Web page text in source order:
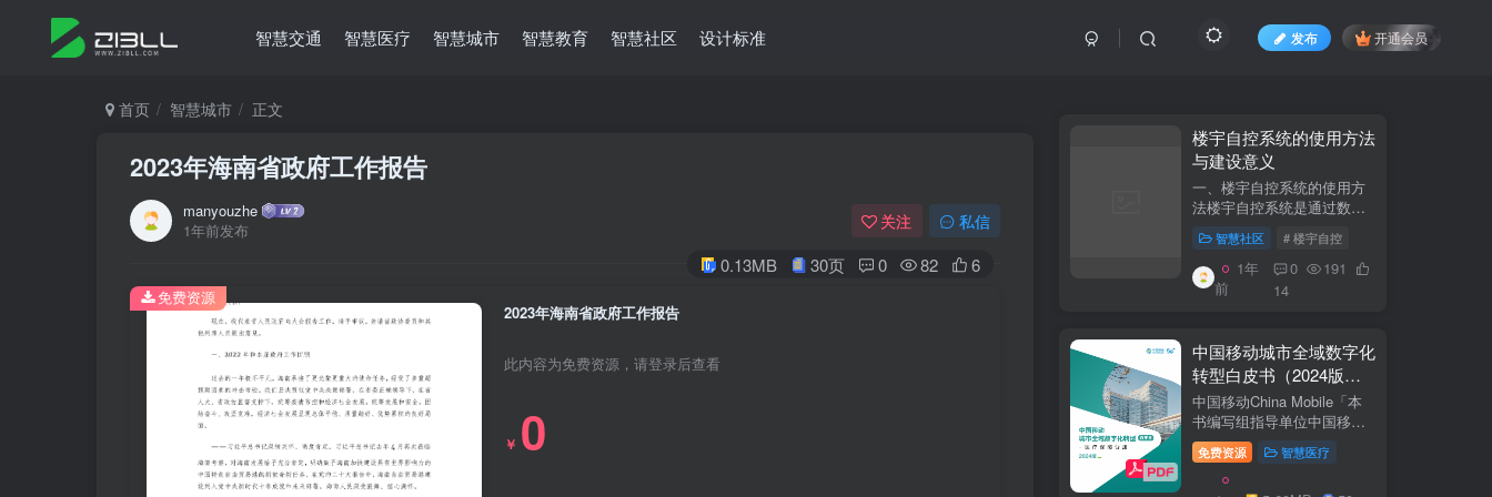
智慧交通 智慧医疗 智慧城市 智慧教育 智慧社区 设计标准 发布 开通会员
首页 智慧城市 正文
2023年海南省政府工作报告
manyouzhe
1年前发布
关注 私信
0.13MB 30页 0 82 6
2023年海南省政府工作报告
此内容为免费资源，请登录后查看
￥ 0
免费资源
​​楼宇自控系统的使用方法
与建设意义​
一、楼宇自控系统的使用方
法​​楼宇自控系统是通过数字
化、自动化技术对建筑内机
电设备（如暖通空调、照
明、电梯、给排水等）进行
集中监控、管理和优化运行
智慧社区 # 楼宇自控
1年
前
0
191
14
中国移动城市全域数字化
转型白皮书（2024版）-
医疗保障分册
中国移动China Mobile「本
书编写组指导单位中国移动
集团公司政企事业部编写单
位中移系统集成有限公司主
编李双佶、丁静、杨勇、赵
免费资源 智慧医疗